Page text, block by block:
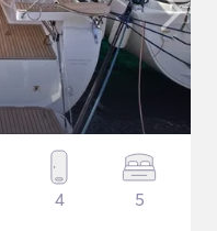
4 5